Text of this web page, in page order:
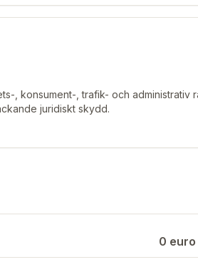
, konsument-, trafik- och administrativ
juridiskt skydd.
0